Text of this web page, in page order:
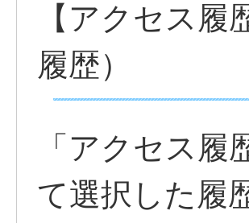
【アクセス
履歴）
「アクセス
て選択した履